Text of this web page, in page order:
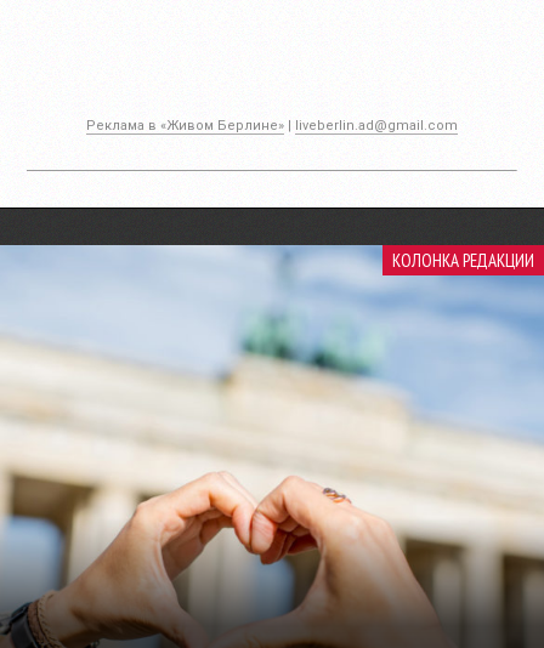
Реклама в «Живом Берлине» | liveberlin.ad@gmail.com
КОЛОНКА РЕДАКЦИИ